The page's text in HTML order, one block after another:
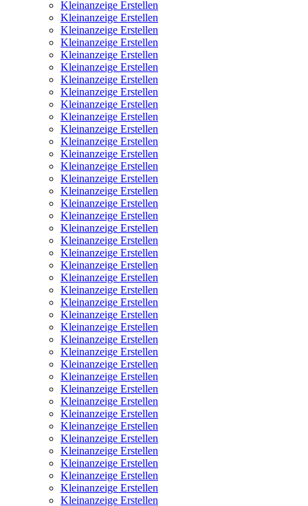
Kleinanzeige Erstellen
Kleinanzeige Erstellen
Kleinanzeige Erstellen
Kleinanzeige Erstellen
Kleinanzeige Erstellen
Kleinanzeige Erstellen
Kleinanzeige Erstellen
Kleinanzeige Erstellen
Kleinanzeige Erstellen
Kleinanzeige Erstellen
Kleinanzeige Erstellen
Kleinanzeige Erstellen
Kleinanzeige Erstellen
Kleinanzeige Erstellen
Kleinanzeige Erstellen
Kleinanzeige Erstellen
Kleinanzeige Erstellen
Kleinanzeige Erstellen
Kleinanzeige Erstellen
Kleinanzeige Erstellen
Kleinanzeige Erstellen
Kleinanzeige Erstellen
Kleinanzeige Erstellen
Kleinanzeige Erstellen
Kleinanzeige Erstellen
Kleinanzeige Erstellen
Kleinanzeige Erstellen
Kleinanzeige Erstellen
Kleinanzeige Erstellen
Kleinanzeige Erstellen
Kleinanzeige Erstellen
Kleinanzeige Erstellen
Kleinanzeige Erstellen
Kleinanzeige Erstellen
Kleinanzeige Erstellen
Kleinanzeige Erstellen
Kleinanzeige Erstellen
Kleinanzeige Erstellen
Kleinanzeige Erstellen
Kleinanzeige Erstellen
Kleinanzeige Erstellen